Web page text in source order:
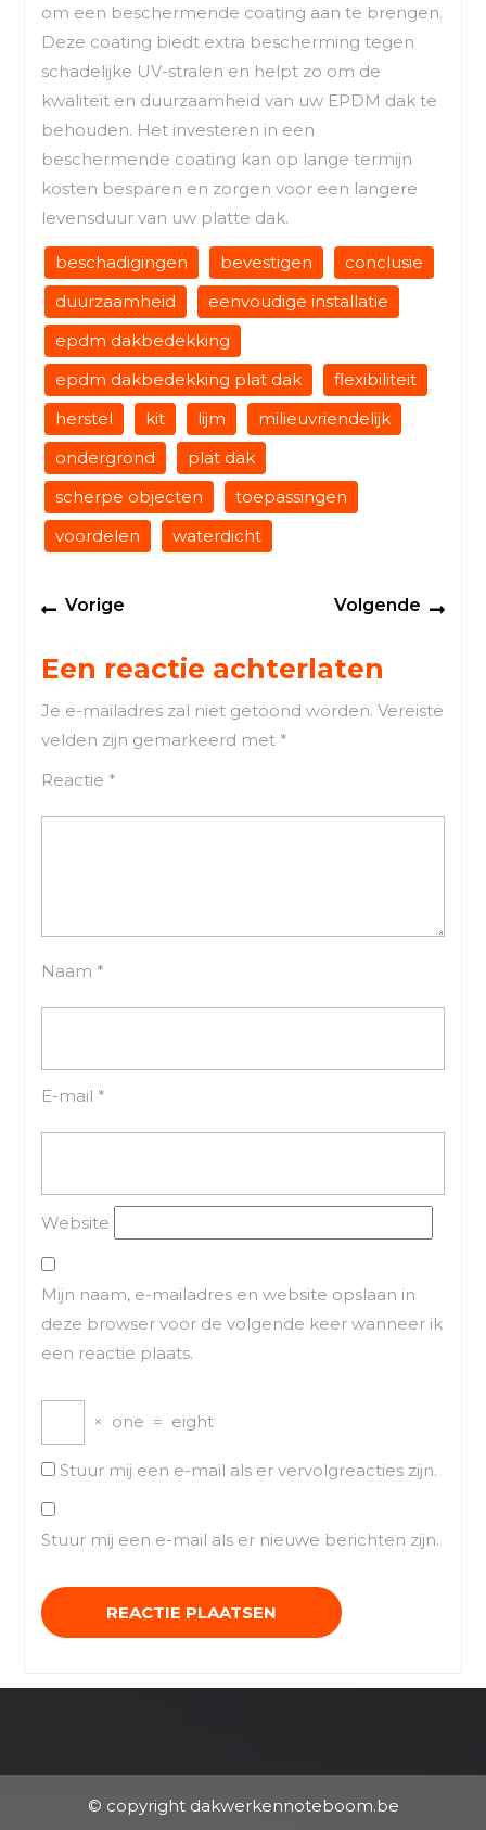
om een beschermende coating aan te brengen.
Deze coating biedt extra bescherming tegen
schadelijke UV-stralen en helpt zo om de
kwaliteit en duurzaamheid van uw EPDM dak te
behouden. Het investeren in een
beschermende coating kan op lange termijn
kosten besparen en zorgen voor een langere
levensduur van uw platte dak.
beschadigingen bevestigen
conclusie
duurzaamheid
eenvoudige installatie
epdm dakbedekking
epdm dakbedekking plat dak
flexibiliteit
herstel
kit lijm
milieuvriendelijk
ondergrond
plat dak
scherpe objecten
toepassingen
voordelen
waterdicht
Berichtnavigatie
Vorige Volgende
Een reactie achterlaten
Je e-mailadres zal niet getoond worden. Vereiste
velden zijn gemarkeerd met *
Reactie *
Naam *
E-mail *
Website
Mijn naam, e-mailadres en website opslaan in
deze browser voor de volgende keer wanneer ik
een reactie plaats.
× one = eight
Stuur mij een e-mail als er vervolgreacties zijn.
Stuur mij een e-mail als er nieuwe berichten zijn.
© copyright dakwerkennoteboom.be